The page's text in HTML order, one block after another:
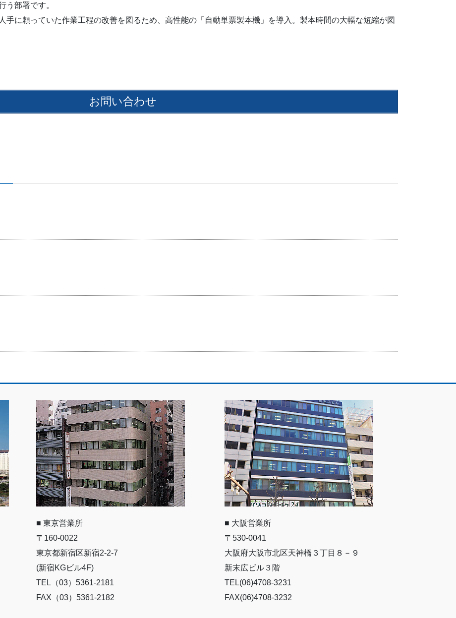
う部署です。
手に頼っていた作業工程の改善を図るため、高性能の「自動単票製本機」を導入。製本時間の大幅な短縮が図
お問い合わせ
■ 東京営業所
〒160-0022
東京都新宿区新宿2-2-7
(新宿KGビル4F)
TEL（03）5361-2181
FAX（03）5361-2182
■ 大阪営業所
〒530-0041
大阪府大阪市北区天神橋３丁目８－９
新末広ビル３階
TEL(06)4708-3231
FAX(06)4708-3232